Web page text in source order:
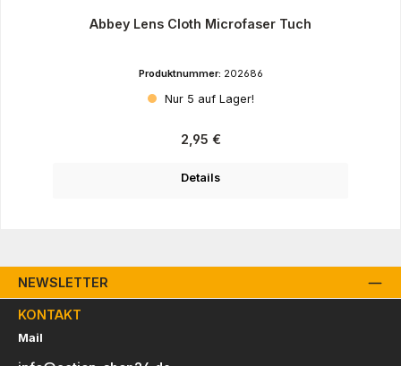
Abbey Lens Cloth Microfaser Tuch
Produktnummer: 202686
Nur 5 auf Lager!
Regulärer Preis:
2,95 €
Details
NEWSLETTER
KONTAKT
Mail